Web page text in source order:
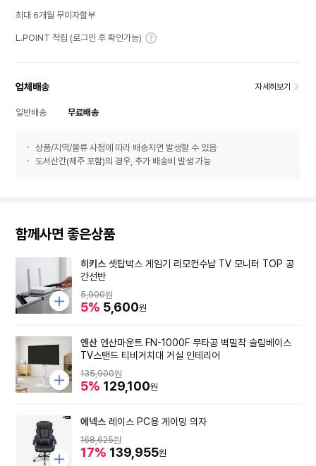
최대 6개월 무이자할부
L.POINT 적립 (로그인 후 확인가능)
업체배송 자세히보기
일반배송 무료배송
상품/지역/물류 사정에 따라 배송지연 발생할 수 있음
도서산간(제주 포함)의 경우, 추가 배송비 발생 가능
함께사면 좋은상품
히키스 셋탑박스 게임기 리모컨수납 TV 모니터 TOP 공
간선반
5,900원
5% 5,600원
엔산 엔산마운트 FN-1000F 무타공 벽밀착 슬림베이스
TV스탠드 티비거치대 거실 인테리어
135,900원
5% 129,100원
에넥스 레이스 PC용 게이밍 의자
168,625원
17% 139,955원